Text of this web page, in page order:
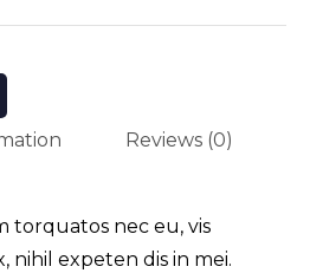
Reviews (0)
torquatos nec eu, vis
nihil expeten dis in mei.